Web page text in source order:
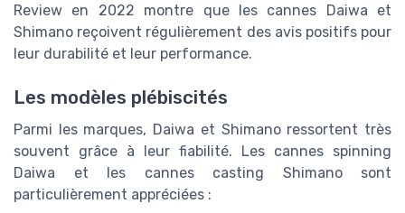
Review en 2022 montre que les cannes Daiwa et
Shimano reçoivent régulièrement des avis positifs pour
leur durabilité et leur performance.
Les modèles plébiscités
Parmi les marques, Daiwa et Shimano ressortent très
souvent grâce à leur fiabilité. Les cannes spinning
Daiwa et les cannes casting Shimano sont
particulièrement appréciées :